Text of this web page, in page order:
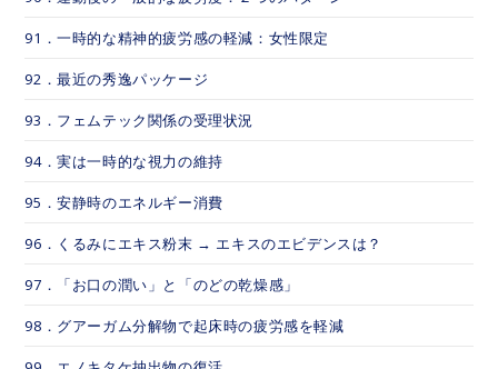
91．一時的な精神的疲労感の軽減：女性限定
92．最近の秀逸パッケージ
93．フェムテック関係の受理状況
94．実は一時的な視力の維持
95．安静時のエネルギー消費
96．くるみにエキス粉末 → エキスのエビデンスは？
97．「お口の潤い」と「のどの乾燥感」
98．グアーガム分解物で起床時の疲労感を軽減